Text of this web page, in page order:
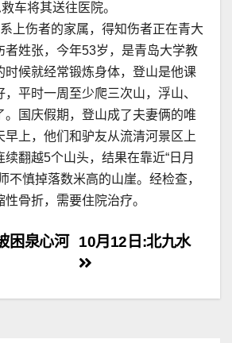
车将其送往医院。
上伤者的家属，得知伤者正在青大
者姓张，今年53岁，是青岛大学教
时候就经常锻炼身体，登山是他课
平时一周至少爬三次山，浮山、
。国庆假期，登山成了夫妻俩的唯
早上，他们和驴友从流清河景区上
翻越5个山头，结果在靠近“日月
不慎掉落数米高的山崖。经检查，
骨折，需要住院治疗。
10月12日:北九水
困泉心河